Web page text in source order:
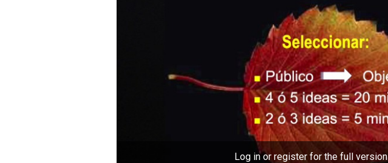
Log in or register for the full version